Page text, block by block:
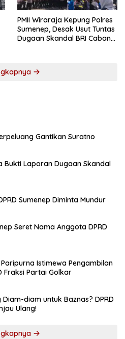
PMII Wiraraja Kepung Polres
Sumenep, Desak Usut Tuntas
Dugaan Skandal BRI Cabang
Gantikan Suratno
Bukti Laporan Dugaan Skandal
Sumenep Diminta Mundur
Seret Nama Anggota DPRD
Istimewa Pengambilan
Fraksi Partai Golkar
diam untuk Baznas? DPRD
Ulang!